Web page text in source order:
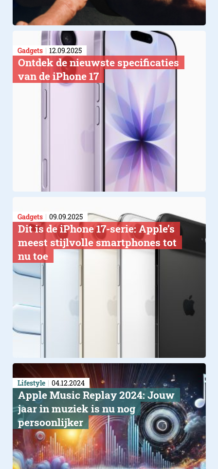
Gadgets 12.09.2025
Ontdek de nieuwste specificaties
van de iPhone 17
Gadgets 09.09.2025
Dit is de iPhone 17-serie: Apple’s
meest stijlvolle smartphones tot
nu toe
Lifestyle 04.12.2024
Apple Music Replay 2024: Jouw
jaar in muziek is nu nog
persoonlijker